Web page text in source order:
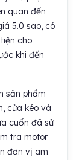
quan đến
5.0 sao, có
cho
khi đến
sản phẩm
cửa kéo và
cuốn đã sử
tra motor
đơn vị am